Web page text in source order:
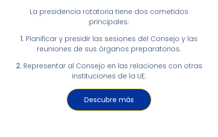
La presidencia rotatoria tiene dos cometidos
principales:
1. Planificar y presidir las sesiones del Consejo y las
reuniones de sus órganos preparatorios.
2. Representar al Consejo en las relaciones con otras
instituciones de la UE.
Descubre más